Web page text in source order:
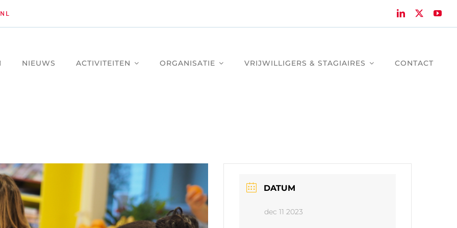
NIEUWS ACTIVITEITEN ORGANISATIE VRIJWILLIGERS & STAGIAIRES CONTACT
DATUM
dec 11 2023